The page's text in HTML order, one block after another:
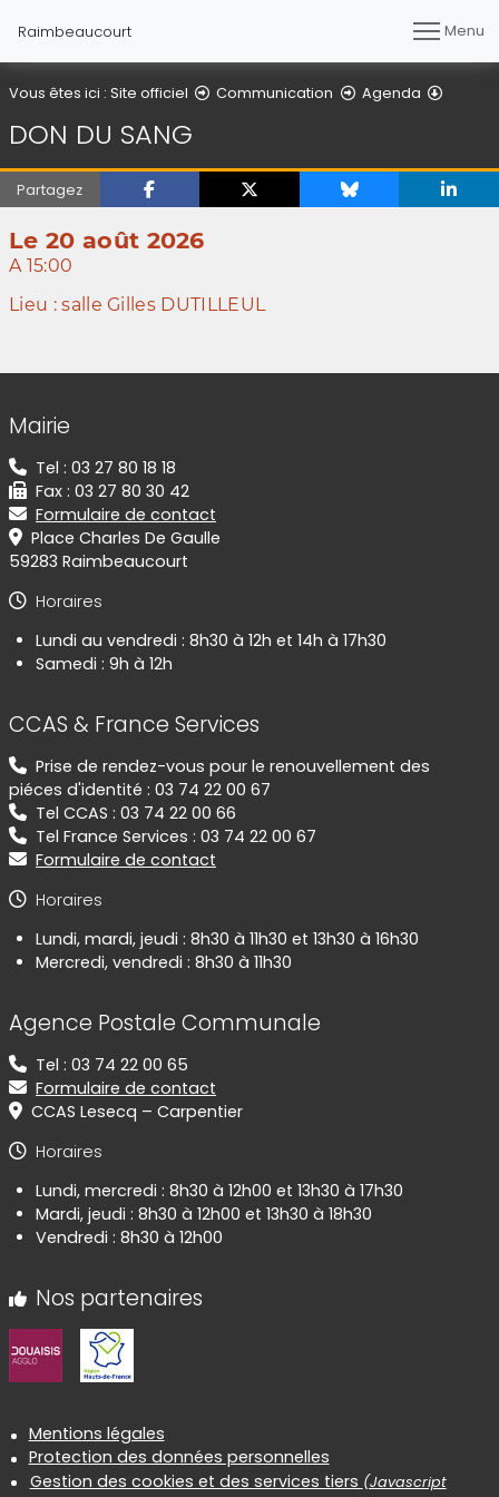
Raimbeaucourt Menu
Vous êtes ici : Site officiel Communication Agenda
DON DU SANG
Partagez
Le 20 août 2026
A 15:00
Lieu : salle Gilles DUTILLEUL
Informations de contact
Mairie
Tel : 03 27 80 18 18
Fax : 03 27 80 30 42
Formulaire de contact
Place Charles De Gaulle
59283 Raimbeaucourt
Horaires
Lundi au vendredi : 8h30 à 12h et 14h à 17h30
Samedi : 9h à 12h
CCAS & France Services
Prise de rendez-vous pour le renouvellement des
piéces d'identité : 03 74 22 00 67
Tel CCAS : 03 74 22 00 66
Tel France Services : 03 74 22 00 67
Formulaire de contact
Horaires
Lundi, mardi, jeudi : 8h30 à 11h30 et 13h30 à 16h30
Mercredi, vendredi : 8h30 à 11h30
Agence Postale Communale
Tel : 03 74 22 00 65
Formulaire de contact
CCAS Lesecq – Carpentier
Horaires
Lundi, mercredi : 8h30 à 12h00 et 13h30 à 17h30
Mardi, jeudi : 8h30 à 12h00 et 13h30 à 18h30
Vendredi : 8h30 à 12h00
Nos partenaires
Informations réglementaires
Mentions légales
Protection des données personnelles
Gestion des cookies et des services tiers (Javascript